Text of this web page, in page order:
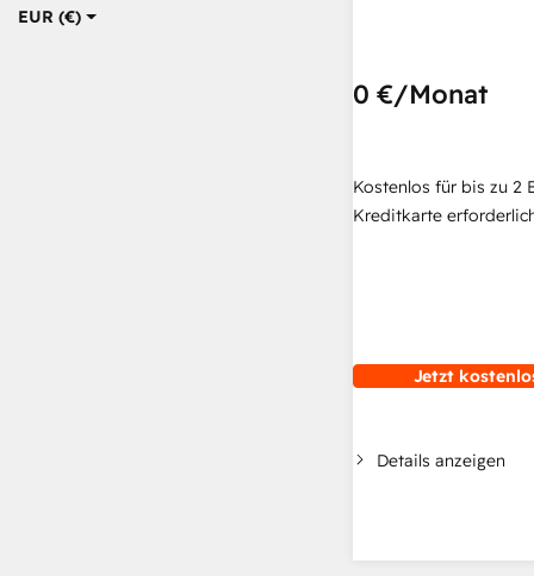
EUR (€)
0 €/Monat
Kostenlos für bis zu 2
Kreditkarte
Jetzt
Details anzeigen